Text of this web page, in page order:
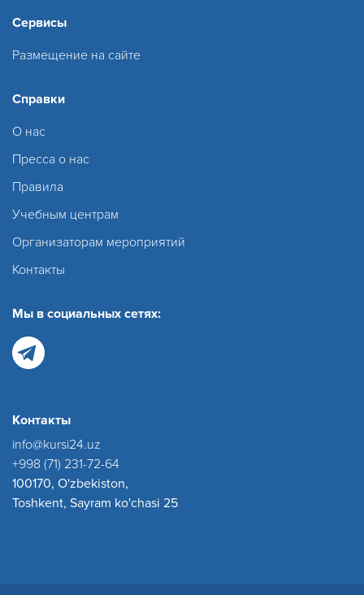
Сервисы
Размещение на сайте
Справки
О нас
Пресса о нас
Правила
Учебным центрам
Организаторам мероприятий
Контакты
Мы в социальных сетях:
Контакты
info@kursi24.uz
+998 (71) 231-72-64
100170, O'zbekiston,
Toshkent, Sayram ko'chasi 25